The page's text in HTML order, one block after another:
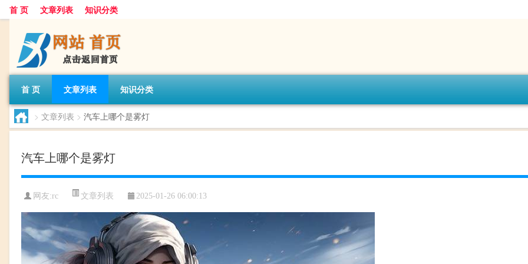
首 页 文章列表 知识分类
首 页 文章列表 知识分类
> 文章列表 > 汽车上哪个是雾灯
汽车上哪个是雾灯
网友:rc 文章列表 2025-01-26 06:00:13